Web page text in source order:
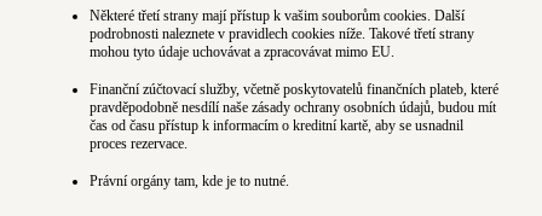
Některé třetí strany mají přístup k vašim souborům cookies. Další
podrobnosti naleznete v pravidlech cookies níže. Takové třetí strany
mohou tyto údaje uchovávat a zpracovávat mimo EU.
Finanční zúčtovací služby, včetně poskytovatelů finančních plateb, které
pravděpodobně nesdílí naše zásady ochrany osobních údajů, budou mít
čas od času přístup k informacím o kreditní kartě, aby se usnadnil
proces rezervace.
Právní orgány tam, kde je to nutné.